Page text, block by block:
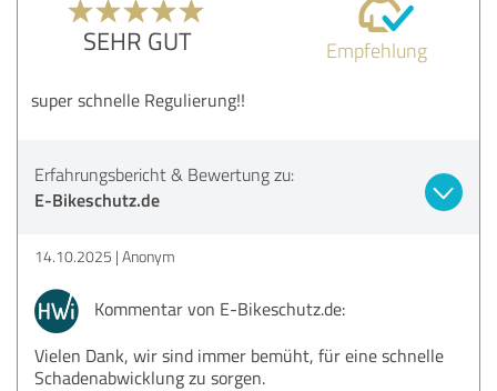
SEHR GUT Empfehlung
super schnelle Regulierung!!
Erfahrungsbericht & Bewertung zu:
E-Bikeschutz.de
14.10.2025 Anonym
Kommentar von E-Bikeschutz.de:
Vielen Dank, wir sind immer bemüht, für eine schnelle
Schadenabwicklung zu sorgen.